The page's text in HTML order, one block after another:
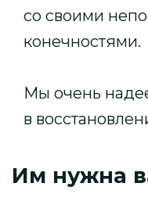
со своими
конечностями.
Мы очень
в
Им нужна